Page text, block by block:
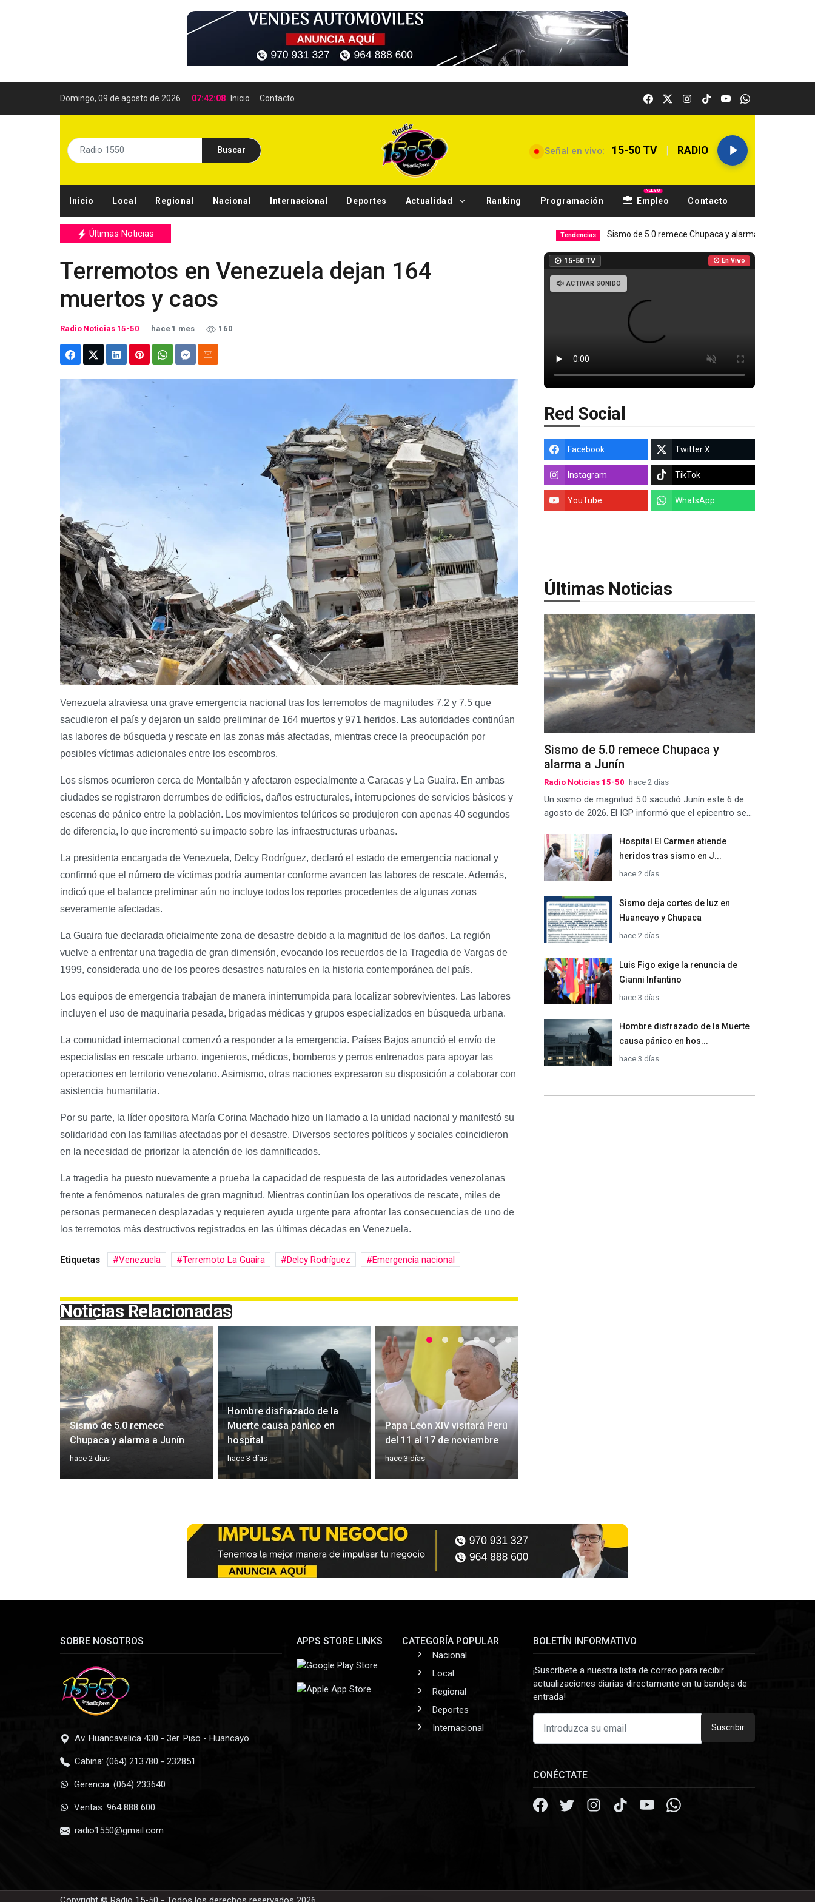
Domingo, 09 de agosto de 2026 07:42:09 Inicio Contacto
Buscar Señal en vivo: 15-50 TV | RADIO
Inicio Local Regional Nacional Internacional Deportes Actualidad Ranking Programación Empleo
NUEVO
Contacto
Últimas Noticias Sismo de 5.0 remece Chupaca y alarma a Junín Local
Terremotos en Venezuela dejan 164
muertos y caos
Radio Noticias 15-50 hace 1 mes 160
Venezuela atraviesa una grave emergencia nacional tras los terremotos de magnitudes 7,2 y 7,5 que
sacudieron el país y dejaron un saldo preliminar de 164 muertos y 971 heridos. Las autoridades continúan
las labores de búsqueda y rescate en las zonas más afectadas, mientras crece la preocupación por
posibles víctimas adicionales entre los escombros.
Los sismos ocurrieron cerca de Montalbán y afectaron especialmente a Caracas y La Guaira. En ambas
ciudades se registraron derrumbes de edificios, daños estructurales, interrupciones de servicios básicos y
escenas de pánico entre la población. Los movimientos telúricos se produjeron con apenas 40 segundos
de diferencia, lo que incrementó su impacto sobre las infraestructuras urbanas.
La presidenta encargada de Venezuela, Delcy Rodríguez, declaró el estado de emergencia nacional y
confirmó que el número de víctimas podría aumentar conforme avancen las labores de rescate. Además,
indicó que el balance preliminar aún no incluye todos los reportes procedentes de algunas zonas
severamente afectadas.
La Guaira fue declarada oficialmente zona de desastre debido a la magnitud de los daños. La región
vuelve a enfrentar una tragedia de gran dimensión, evocando los recuerdos de la Tragedia de Vargas de
1999, considerada uno de los peores desastres naturales en la historia contemporánea del país.
Los equipos de emergencia trabajan de manera ininterrumpida para localizar sobrevivientes. Las labores
incluyen el uso de maquinaria pesada, brigadas médicas y grupos especializados en búsqueda urbana.
La comunidad internacional comenzó a responder a la emergencia. Países Bajos anunció el envío de
especialistas en rescate urbano, ingenieros, médicos, bomberos y perros entrenados para apoyar las
operaciones en territorio venezolano. Asimismo, otras naciones expresaron su disposición a colaborar con
asistencia humanitaria.
Por su parte, la líder opositora María Corina Machado hizo un llamado a la unidad nacional y manifestó su
solidaridad con las familias afectadas por el desastre. Diversos sectores políticos y sociales coincidieron
en la necesidad de priorizar la atención de los damnificados.
La tragedia ha puesto nuevamente a prueba la capacidad de respuesta de las autoridades venezolanas
frente a fenómenos naturales de gran magnitud. Mientras continúan los operativos de rescate, miles de
personas permanecen desplazadas y requieren ayuda urgente para afrontar las consecuencias de uno de
los terremotos más destructivos registrados en las últimas décadas en Venezuela.
Etiquetas Venezuela Terremoto La Guaira Delcy Rodríguez Emergencia nacional
Noticias Relacionadas
Sismo de 5.0 remece
Chupaca y alarma a Junín
hace 2 días
Hombre disfrazado de la
Muerte causa pánico en
hospital
hace 3 días
Papa León XIV visitará Perú
del 11 al 17 de noviembre
hace 3 días
15-50 TV En Vivo
ACTIVAR SONIDO
Red Social
Facebook Twitter X
Instagram TikTok
YouTube WhatsApp
Últimas Noticias
Sismo de 5.0 remece Chupaca y
alarma a Junín
Radio Noticias 15-50 hace 2 días
Un sismo de magnitud 5.0 sacudió Junín este 6 de
agosto de 2026. El IGP informó que el epicentro se...
Hospital El Carmen atiende
heridos tras sismo en J...
hace 2 días
Sismo deja cortes de luz en
Huancayo y Chupaca
hace 2 días
Luis Figo exige la renuncia de
Gianni Infantino
hace 3 días
Hombre disfrazado de la Muerte
causa pánico en hos...
hace 3 días
SOBRE NOSOTROS
Av. Huancavelica 430 - 3er. Piso - Huancayo
Cabina: (064) 213780 - 232851
Gerencia: (064) 233640
Ventas: 964 888 600
radio1550@gmail.com
APPS STORE LINKS CATEGORÍA POPULAR
Nacional
Local
Regional
Deportes
Internacional
BOLETÍN INFORMATIVO
¡Suscríbete a nuestra lista de correo para recibir
actualizaciones diarias directamente en tu bandeja de
entrada!
Suscribir
CONÉCTATE